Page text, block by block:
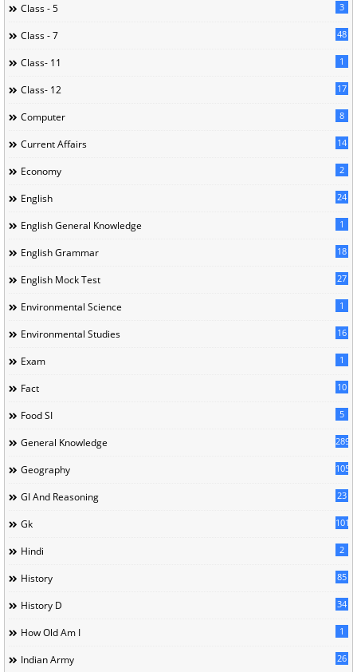
Class - 5 3
Class - 7 48
Class- 11 1
Class- 12 17
Computer 8
Current Affairs 14
Economy 2
English 24
English General Knowledge 1
English Grammar 18
English Mock Test 27
Environmental Science 1
Environmental Studies 16
Exam 1
Fact 10
Food SI 5
General Knowledge 289
Geography 105
GI And Reasoning 23
Gk 101
Hindi 2
History 85
History D 34
How Old Am I 1
Indian Army 26